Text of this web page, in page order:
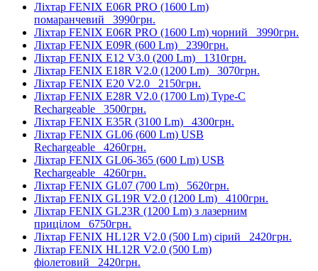
Ліхтар FENIX E06R PRO (1600 Lm)
помаранчевий 3990грн.
Ліхтар FENIX E06R PRO (1600 Lm) чорний 3990грн.
Ліхтар FENIX E09R (600 Lm) 2390грн.
Ліхтар FENIX E12 V3.0 (200 Lm) 1310грн.
Ліхтар FENIX E18R V2.0 (1200 Lm) 3070грн.
Ліхтар FENIX E20 V2.0 2150грн.
Ліхтар FENIX E28R V2.0 (1700 Lm) Type-C
Rechargeable 3500грн.
Ліхтар FENIX E35R (3100 Lm) 4300грн.
Ліхтар FENIX GL06 (600 Lm) USB
Rechargeable 4260грн.
Ліхтар FENIX GL06-365 (600 Lm) USB
Rechargeable 4260грн.
Ліхтар FENIX GL07 (700 Lm) 5620грн.
Ліхтар FENIX GL19R V2.0 (1200 Lm) 4100грн.
Ліхтар FENIX GL23R (1200 Lm) з лазерним
прицілом 6750грн.
Ліхтар FENIX HL12R V2.0 (500 Lm) сірий 2420грн.
Ліхтар FENIX HL12R V2.0 (500 Lm)
фіолетовий 2420грн.